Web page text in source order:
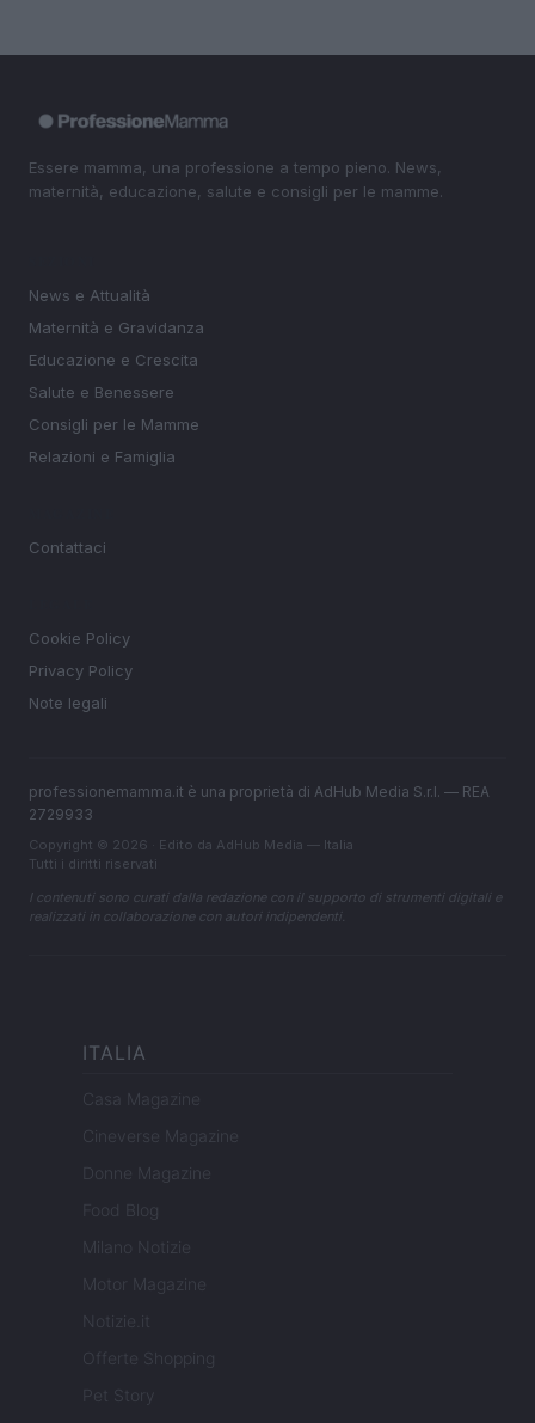
Essere mamma, una professione a tempo pieno. News,
maternità, educazione, salute e consigli per le mamme.
News e Attualità
Maternità e Gravidanza
Educazione e Crescita
Salute e Benessere
Consigli per le Mamme
Relazioni e Famiglia
Contattaci
Cookie Policy
Privacy Policy
Note legali
professionemamma.it è una proprietà di AdHub Media S.r.l. — REA
2729933
Copyright © 2026 · Edito da AdHub Media — Italia
Tutti i diritti riservati
I contenuti sono curati dalla redazione con il supporto di strumenti digitali e
realizzati in collaborazione con autori indipendenti.
ITALIA
Casa Magazine
Cineverse Magazine
Donne Magazine
Food Blog
Milano Notizie
Motor Magazine
Notizie.it
Offerte Shopping
Pet Story